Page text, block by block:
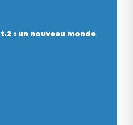
: un nouveau monde